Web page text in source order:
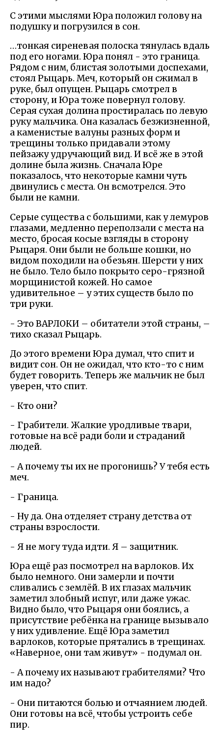
С этими мыслями Юра положил голову на
подушку и погрузился в сон.
…тонкая сиреневая полоска тянулась вдаль
под его ногами. Юра понял - это граница.
Рядом с ним, блистая золотыми доспехами,
стоял Рыцарь. Меч, который он сжимал в
руке, был опущен. Рыцарь смотрел в
сторону, и Юра тоже повернул голову.
Серая сухая долина простиралась по левую
руку мальчика. Она казалась безжизненной,
а каменистые валуны разных форм и
трещины только придавали этому
пейзажу удручающий вид. И всё же в этой
долине была жизнь. Сначала Юре
показалось, что некоторые камни чуть
двинулись с места. Он всмотрелся. Это
были не камни.
Серые существа с большими, как у лемуров
глазами, медленно переползали с места на
место, бросая косые взгляды в сторону
Рыцаря. Они были не больше кошки, но
видом походили на обезьян. Шерсти у них
не было. Тело было покрыто серо-грязной
морщинистой кожей. Но самое
удивительное – у этих существ было по
три руки.
- Это ВАРЛОКИ – обитатели этой страны, –
тихо сказал Рыцарь.
До этого времени Юра думал, что спит и
видит сон. Он не ожидал, что кто-то с ним
будет говорить. Теперь же мальчик не был
уверен, что спит.
- Кто они?
- Грабители. Жалкие уродливые твари,
готовые на всё ради боли и страданий
людей.
- А почему ты их не прогонишь? У тебя есть
меч.
- Граница.
- Ну да. Она отделяет страну детства от
страны взрослости.
- Я не могу туда идти. Я – защитник.
Юра ещё раз посмотрел на варлоков. Их
было немного. Они замерли и почти
сливались с землёй. В их глазах мальчик
заметил злобный испуг, или даже ужас.
Видно было, что Рыцаря они боялись, а
присутствие ребёнка на границе вызывало
у них удивление. Ещё Юра заметил
варлоков, которые прятались в трещинах.
«Наверное, они там живут» - подумал он.
- А почему их называют грабителями? Что
им надо?
- Они питаются болью и отчаянием людей.
Они готовы на всё, чтобы устроить себе
пир.